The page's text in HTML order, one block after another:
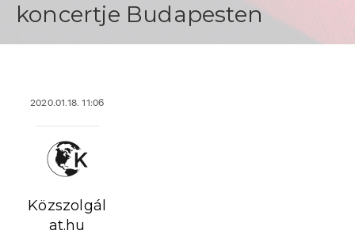
koncertje Budapesten
2020.01.18. 11:06
Közszolgál
at.hu